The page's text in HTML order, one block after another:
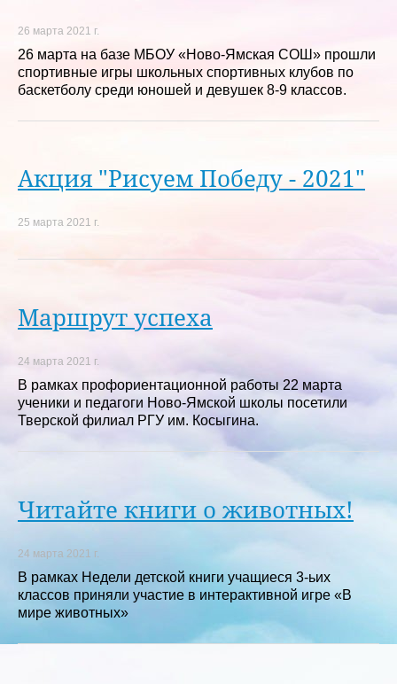
26 марта 2021 г.
26 марта на базе МБОУ «Ново-Ямская СОШ» прошли
спортивные игры школьных спортивных клубов по
баскетболу среди юношей и девушек 8-9 классов.
Акция "Рисуем Победу - 2021"
25 марта 2021 г.
Маршрут успеха
24 марта 2021 г.
В рамках профориентационной работы 22 марта
ученики и педагоги Ново-Ямской школы посетили
Тверской филиал РГУ им. Косыгина.
Читайте книги о животных!
24 марта 2021 г.
В рамках Недели детской книги учащиеся 3-ьих
классов приняли участие в интерактивной игре «В
мире животных»